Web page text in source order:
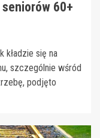
60+
kładzie się na
szczególnie wśród
podjęto